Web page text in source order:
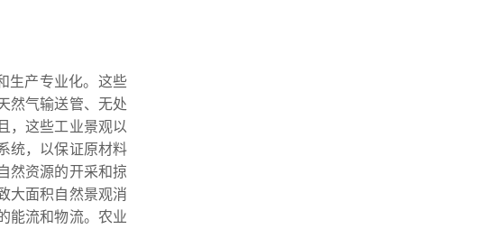
生产专业化。这些
然气输送管、无处
，这些工业景观以
统，以保证原材料
然资源的开采和掠
大面积自然景观消
能流和物流。农业